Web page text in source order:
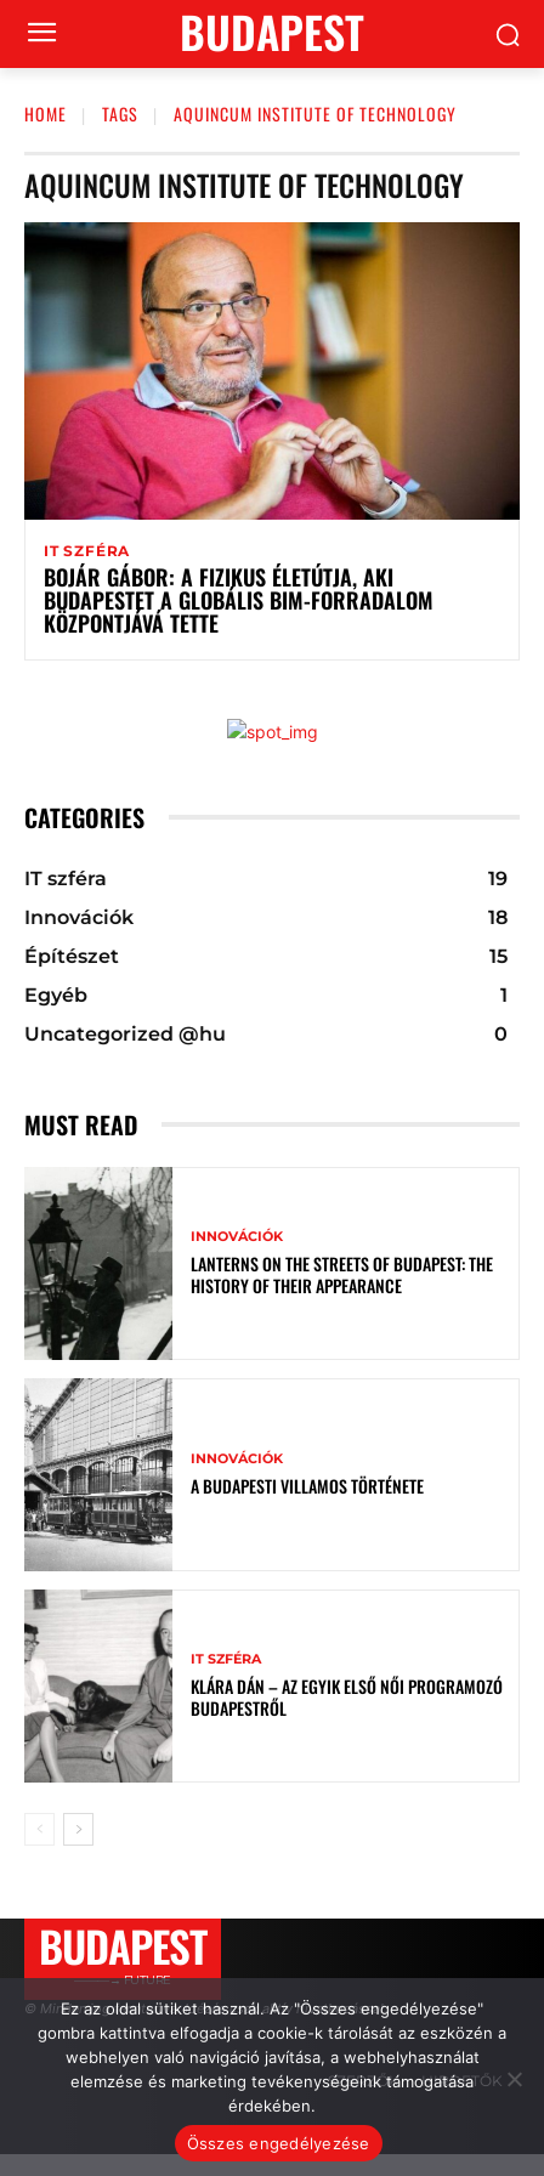
BUDAPEST
HOME TAGS AQUINCUM INSTITUTE OF TECHNOLOGY
AQUINCUM INSTITUTE OF TECHNOLOGY
IT SZFÉRA
BOJÁR GÁBOR: A FIZIKUS ÉLETÚTJA, AKI
BUDAPESTET A GLOBÁLIS BIM-FORRADALOM
KÖZPONTJÁVÁ TETTE
CATEGORIES
IT szféra
19
Innovációk
18
Építészet
15
Egyéb
1
Uncategorized @hu
0
MUST READ
INNOVÁCIÓK
LANTERNS ON THE STREETS OF BUDAPEST: THE
HISTORY OF THEIR APPEARANCE
INNOVÁCIÓK
A BUDAPESTI VILLAMOS TÖRTÉNETE
IT SZFÉRA
KLÁRA DÁN – AZ EGYIK ELSŐ NŐI PROGRAMOZÓ
BUDAPESTRŐL
BUDAPEST
———→ FUTURE
© Minden jog fenntartva. Idézés csak aktív hivatkozással.
SZERZŐK HIRDETŐK
Ez az oldal sütiket használ. Az "Összes engedélyezése"
gombra kattintva elfogadja a cookie-k tárolását az eszközén a
webhelyen való navigáció javítása, a webhelyhasználat
elemzése és marketing tevékenységeink támogatása
érdekében.
Összes engedélyezése